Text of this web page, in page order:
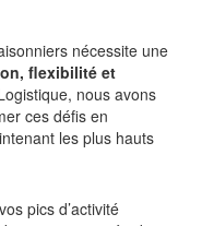
nécessite une
flexibilité et
nous avons
ces défis en
les plus hauts
pics d’activité